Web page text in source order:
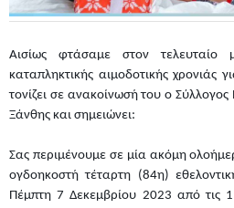
Αισίως φτάσαμε στον
καταπληκτικής αιμοδοτικής χρονιάς
τονίζει σε ανακοίνωσή του ο
Ξάνθης και σημειώνει:
Σας περιμένουμε σε μία ακόμη
ογδοηκοστή τέταρτη (84η)
Πέμπτη 7 Δεκεμβρίου 2023 από τις